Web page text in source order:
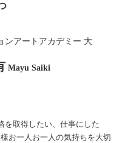
ンアートアカデミー 大
Mayu Saiki
を取得したい、仕事にした
お一人お一人の気持ちを大切